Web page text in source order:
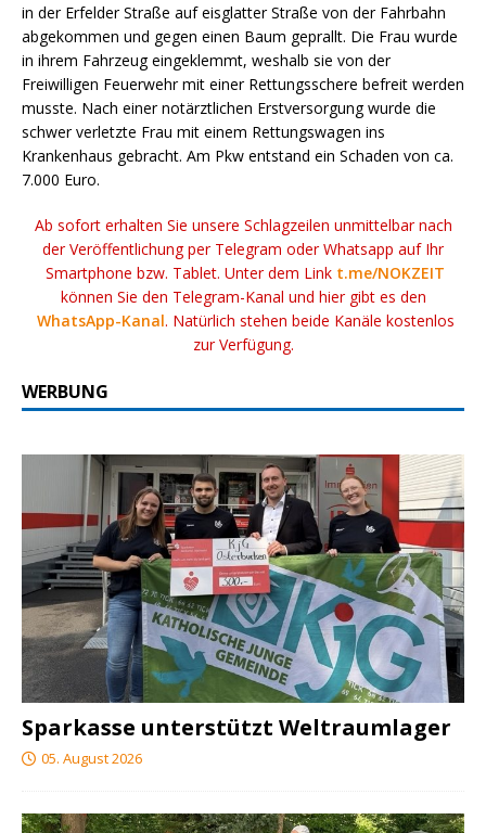
in der Erfelder Straße auf eisglatter Straße von der Fahrbahn
abgekommen und gegen einen Baum geprallt. Die Frau wurde
in ihrem Fahrzeug eingeklemmt, weshalb sie von der
Freiwilligen Feuerwehr mit einer Rettungsschere befreit werden
musste. Nach einer notärztlichen Erstversorgung wurde die
schwer verletzte Frau mit einem Rettungswagen ins
Krankenhaus gebracht. Am Pkw entstand ein Schaden von ca.
7.000 Euro.
Ab sofort erhalten Sie unsere Schlagzeilen unmittelbar nach
der Veröffentlichung per Telegram oder Whatsapp auf Ihr
Smartphone bzw. Tablet. Unter dem Link t.me/NOKZEIT
können Sie den Telegram-Kanal und hier gibt es den
WhatsApp-Kanal. Natürlich stehen beide Kanäle kostenlos
zur Verfügung.
WERBUNG
Sparkasse unterstützt Weltraumlager
05. August 2026